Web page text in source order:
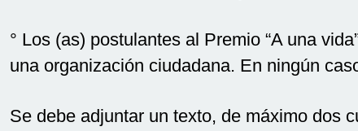
° Los (as) postulantes al Premio “A una
una organización ciudadana. En ningún
Se debe adjuntar un texto, de máximo dos